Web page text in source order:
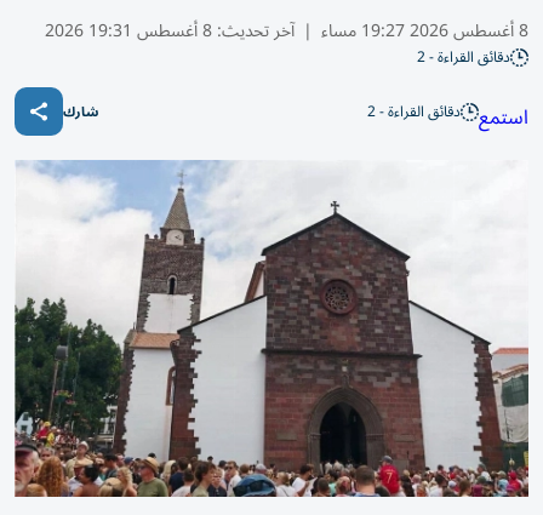
8 أغسطس 2026 19:27 مساء | آخر تحديث:8 أغسطس 19:31 2026
دقائق القراءة - 2
استمع دقائق القراءة - 2 شارك